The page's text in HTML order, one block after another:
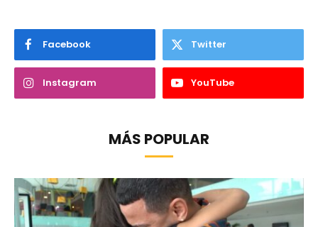
Facebook Twitter
Instagram YouTube
MÁS POPULAR